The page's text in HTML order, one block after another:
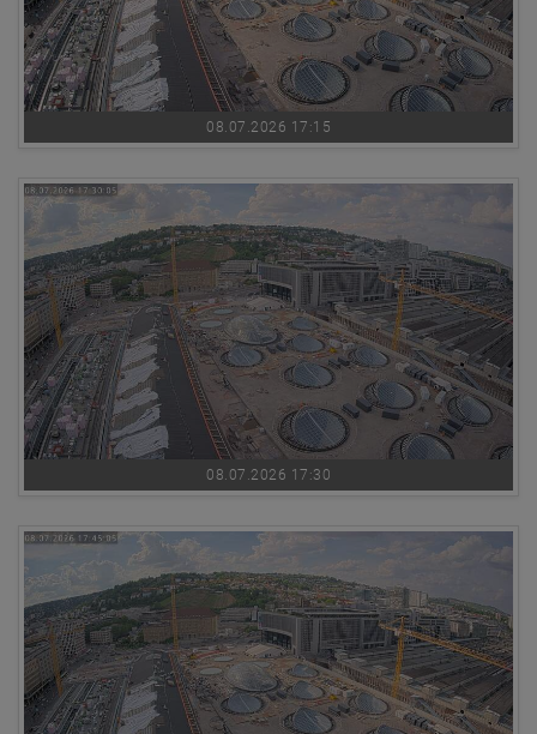
08.07.2026 17:15
08.07.2026 17:30